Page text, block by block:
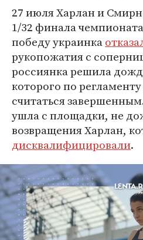
27 июля Харлан и
1/32 финала
победу украинка
рукопожатия с
россиянка решила
которого по
считаться
ушла с площадки, не
возвращения Харлан,
дисквалифицировали.